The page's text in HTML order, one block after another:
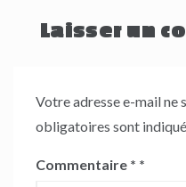
Laisser un
Votre adresse e-mail ne
obligatoires sont
Commentaire *